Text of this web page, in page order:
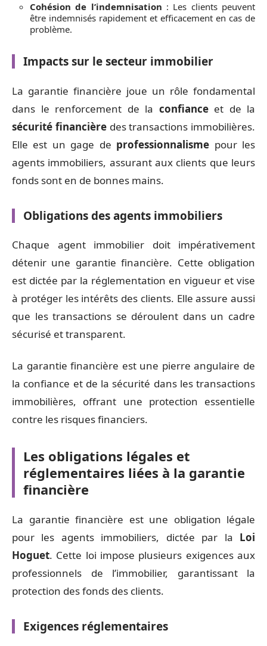
Cohésion de l’indemnisation : Les clients peuvent
être indemnisés rapidement et efficacement en cas de
problème.
Impacts sur le secteur immobilier
La garantie financière joue un rôle fondamental
dans le renforcement de la confianceet de la
sécurité financièredes transactions immobilières.
Elle est un gage de professionnalisme pour les
agents immobiliers, assurant aux clients que leurs
fonds sont en de bonnes mains.
Obligations des agents immobiliers
Chaque agent immobilier doit impérativement
détenir une garantie financière. Cette obligation
est dictée par la réglementation en vigueur et vise
à protéger les intérêts des clients. Elle assure aussi
que les transactions se déroulent dans un cadre
sécurisé et transparent.
La garantie financière est une pierre angulaire de
la confiance et de la sécurité dans les transactions
immobilières, offrant une protection essentielle
contre les risques financiers.
Les obligations légales et
réglementaires liées à la garantie
financière
La garantie financière est une obligation légale
pour les agents immobiliers, dictée par la Loi
Hoguet. Cette loi impose plusieurs exigences aux
professionnels de l’immobilier, garantissant la
protection des fonds des clients.
Exigences réglementaires